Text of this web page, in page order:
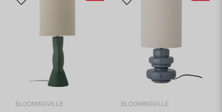
BLOOMINGVILLE
BLOOMINGVILLE